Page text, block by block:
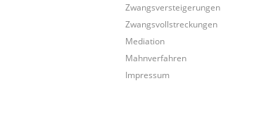
Zwangsversteigerungen
Zwangsvollstreckungen
Mediation
Mahnverfahren
Impressum